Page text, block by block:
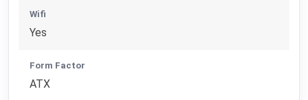
Wifi
Yes
Form Factor
ATX